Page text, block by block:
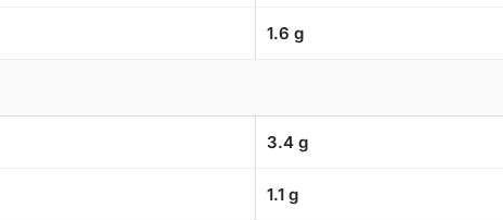
1.6 g
3.4 g
1.1 g